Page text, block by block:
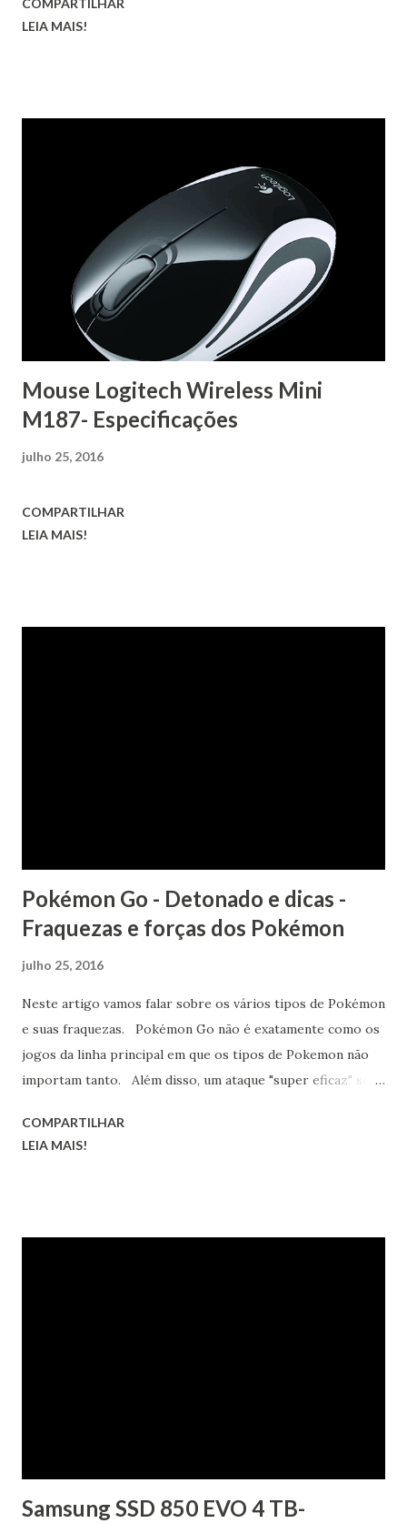
gigante e usar seu revólver de seis tiros para fazer justiça.
COMPARTILHAR
LEIA MAIS!
Mouse Logitech Wireless Mini
M187- Especificações
julho 25, 2016
COMPARTILHAR
LEIA MAIS!
Pokémon Go - Detonado e dicas -
Fraquezas e forças dos Pokémon
julho 25, 2016
Neste artigo vamos falar sobre os vários tipos de Pokémon
e suas fraquezas. Pokémon Go não é exatamente como os
jogos da linha principal em que os tipos de Pokemon não
importam tanto. Além disso, um ataque "super eficaz" só
"não é muito eficaz" reduz os danos em 0,8. Junte tudo
COMPARTILHAR
LEIA MAIS!
Samsung SSD 850 EVO 4 TB-